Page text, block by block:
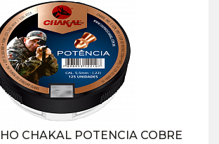
CHAKAL POTENCIA COBRE